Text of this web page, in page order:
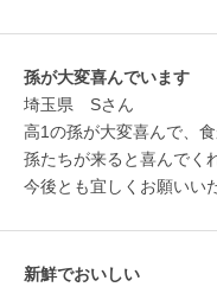
孫が大変喜んでいます
埼玉県 Sさん
高1の孫が大変喜んで、食
孫たちが来ると喜んでく
今後とも宜しくお願いい
新鮮でおいしい